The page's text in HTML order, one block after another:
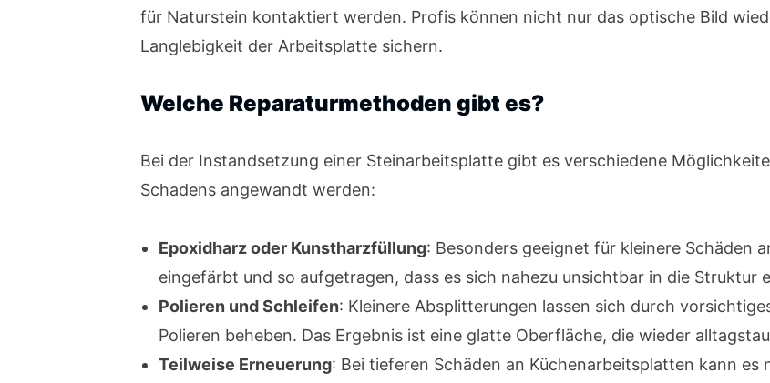
für Naturstein kontaktiert werden. Profis können nicht nur das optische Bild
Langlebigkeit der Arbeitsplatte sichern.
Welche Reparaturmethoden gibt es?
Bei der Instandsetzung einer Steinarbeitsplatte gibt es verschiedene
Schadens angewandt werden:
Epoxidharz oder Kunstharzfüllung: Besonders geeignet für kleinere Schäden
eingefärbt und so aufgetragen, dass es sich nahezu unsichtbar in die Struktur
Polieren und Schleifen: Kleinere Absplitterungen lassen sich durch
Polieren beheben. Das Ergebnis ist eine glatte Oberfläche, die wieder
Teilweise Erneuerung: Bei tieferen Schäden an Küchenarbeitsplatten kann es